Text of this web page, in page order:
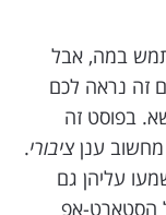
במה, אבל
זה נראה לכם
בפוסט זה
ענן ציבורי.
עליהן גם
הסטארט-אפ